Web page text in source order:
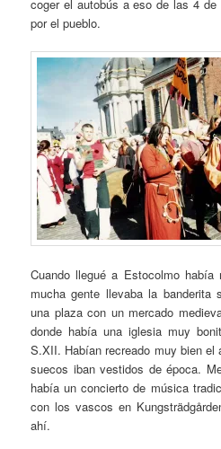
coger el autobús a eso de las 4
por el pueblo.
Cuando llegué a Estocolmo
mucha gente llevaba la banderita
una plaza con un mercado
donde había una iglesia muy
S.XII. Habían recreado muy bien el
suecos iban vestidos de época.
había un concierto de música
con los vascos en
ahí.